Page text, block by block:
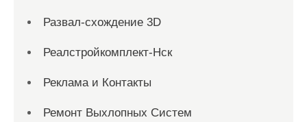
Развал-схождение 3D
Реалстройкомплект-Нск
Реклама и Контакты
Ремонт Выхлопных Систем